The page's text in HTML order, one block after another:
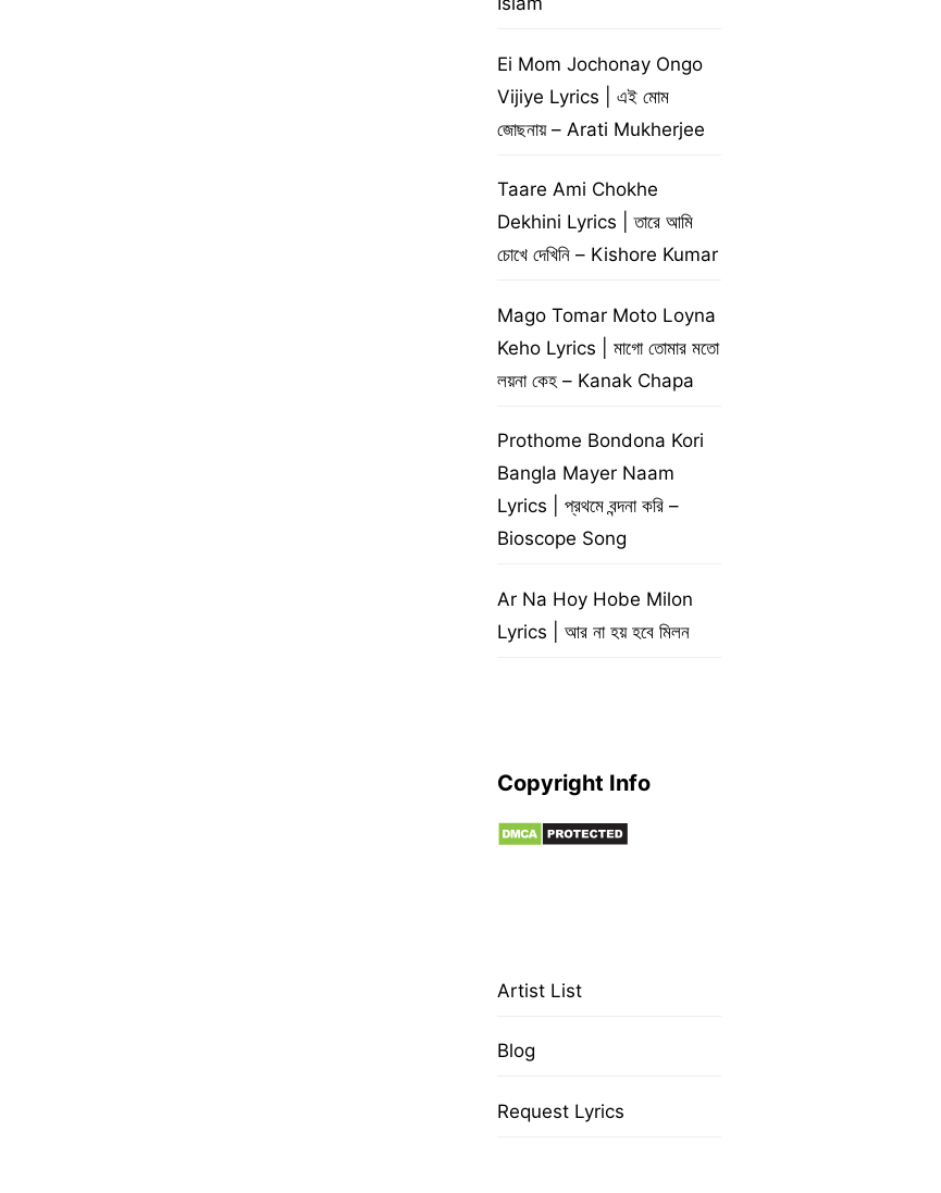
Ei Mom Jochonay Ongo
Vijiye Lyrics | এই মোম
জোছনায় – Arati Mukherjee
Taare Ami Chokhe
Dekhini Lyrics | তারে আমি
চোখে দেখিনি – Kishore Kumar
Mago Tomar Moto Loyna
Keho Lyrics | মাগো তোমার মতো
লয়না কেহ – Kanak Chapa
Prothome Bondona Kori
Bangla Mayer Naam
Lyrics | প্রথমে বন্দনা করি –
Bioscope Song
Ar Na Hoy Hobe Milon
Lyrics | আর না হয় হবে মিলন
Copyright Info
Artist List
Blog
Request Lyrics